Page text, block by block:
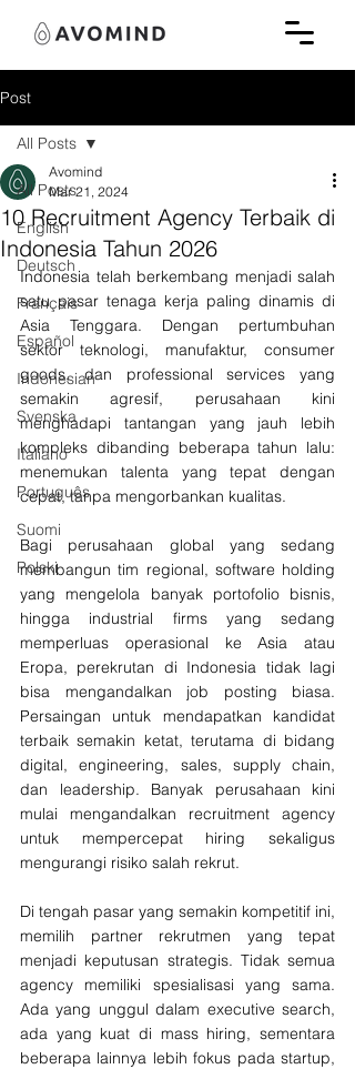
Post
All Posts
English
Deutsch
Français
Español
Indonesian
Svenska
Italiano
Português
Suomi
Polski
All Posts
10 Recruitment Agency Terbaik di
Indonesia Tahun 2026
Avomind
Mar 21, 2024
Indonesia telah berkembang menjadi salah
satu pasar tenaga kerja paling dinamis di
Asia Tenggara. Dengan pertumbuhan
sektor teknologi, manufaktur, consumer
goods, dan professional services yang
semakin agresif, perusahaan kini
menghadapi tantangan yang jauh lebih
kompleks dibanding beberapa tahun lalu:
menemukan talenta yang tepat dengan
cepat, tanpa mengorbankan kualitas.
Bagi perusahaan global yang sedang
membangun tim regional, software holding
yang mengelola banyak portofolio bisnis,
hingga industrial firms yang sedang
memperluas operasional ke Asia atau
Eropa, perekrutan di Indonesia tidak lagi
bisa mengandalkan job posting biasa.
Persaingan untuk mendapatkan kandidat
terbaik semakin ketat, terutama di bidang
digital, engineering, sales, supply chain,
dan leadership. Banyak perusahaan kini
mulai mengandalkan recruitment agency
untuk mempercepat hiring sekaligus
mengurangi risiko salah rekrut.
Di tengah pasar yang semakin kompetitif ini,
memilih partner rekrutmen yang tepat
menjadi keputusan strategis. Tidak semua
agency memiliki spesialisasi yang sama.
Ada yang unggul dalam executive search,
ada yang kuat di mass hiring, sementara
beberapa lainnya lebih fokus pada startup,